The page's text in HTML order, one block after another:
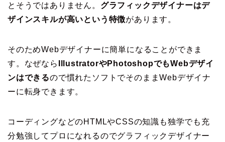
とそうではありません。 グラフィックデザイナーはデ
ザインスキルが高いという特徴があります。
そのためWebデザイナーに簡単になることができま
す。なぜなら
IllustratorやPhotoshopでもWebデザイ
ンはできるので慣れたソフトでそのままWebデザイナ
ーに転身できます。
コーディングなどのHTMLやCSSの知識も独学でも充
分勉強してプロになれるのでグラフィックデザイナー